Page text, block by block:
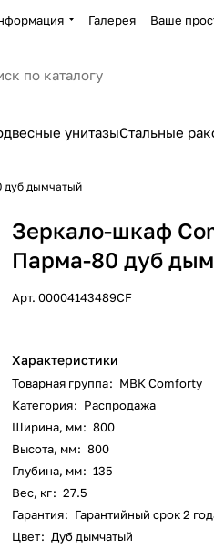
Галерея Ваше
унитазыСтальные
дуб дымчатый
Зеркало-шкаф
Парма-80 дуб
Арт.00004143489CF
Характеристики
Товарная группа: МВК Comforty
Категория: Распродажа
Ширина, мм: 800
Высота, мм: 800
Глубина, мм: 135
Вес, кг: 27.5
Гарантия: Гарантийный срок 2
Цвет: Дуб дымчатый